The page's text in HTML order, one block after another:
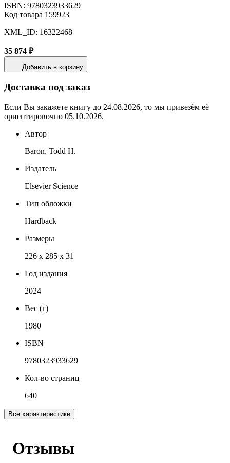
ISBN: 9780323933629
Код товара 159923
XML_ID: 16322468
35 874 ₽
Добавить в корзину
Доставка под заказ
Если Вы закажете книгу до 24.08.2026, то мы привезём её
ориентировочно 05.10.2026.
Автор
Baron, Todd H.
Издатель
Elsevier Science
Тип обложки
Hardback
Размеры
226 x 285 x 31
Год издания
2024
Вес (г)
1980
ISBN
9780323933629
Кол-во страниц
640
Все характеристики
Отзывы